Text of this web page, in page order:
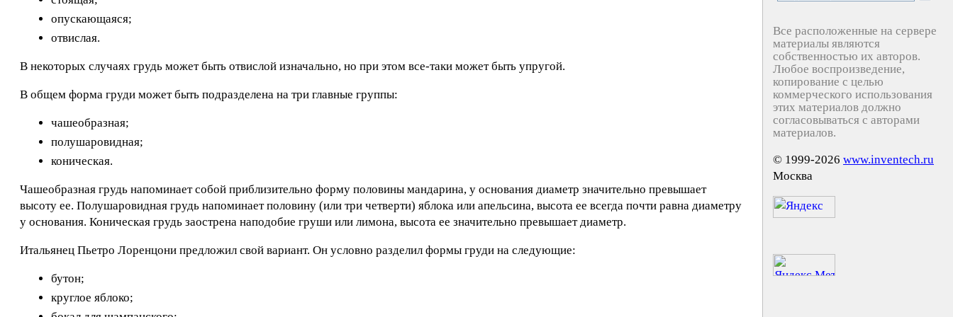
опускающаяся;
отвислая.
В некоторых случаях грудь может быть отвислой изначально, но при этом все-таки может быть упругой.
В общем форма груди может быть подразделена на три главные группы:
чашеобразная;
полушаровидная;
коническая.
Чашеобразная грудь напоминает собой приблизительно форму половины мандарина, у основания диаметр значительно превышает
высоту ее. Полушаровидная грудь напоминает половину (или три четверти) яблока или апельсина, высота ее всегда почти равна диаметру
у основания. Коническая грудь заострена наподобие груши или лимона, высота ее значительно превышает диаметр.
Итальянец Пьетро Лоренцони предложил свой вариант. Он условно разделил формы груди на следующие:
бутон;
круглое яблоко;
Все расположенные на сервере
материалы являются
собственностью их авторов.
Любое воспроизведение,
копирование с целью
коммерческого использования
этих материалов должно
согласовываться с авторами
материалов.
© 1999-2026 www.inventech.ru
Москва